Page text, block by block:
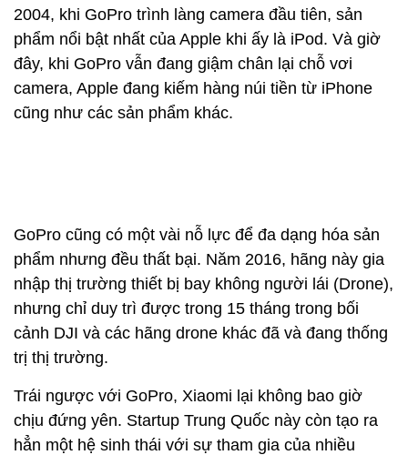
2004, khi GoPro trình làng camera đầu tiên, sản
phẩm nổi bật nhất của Apple khi ấy là iPod. Và giờ
đây, khi GoPro vẫn đang giậm chân lại chỗ vơi
camera, Apple đang kiếm hàng núi tiền từ iPhone
cũng như các sản phẩm khác.
GoPro cũng có một vài nỗ lực để đa dạng hóa sản
phẩm nhưng đều thất bại. Năm 2016, hãng này gia
nhập thị trường thiết bị bay không người lái (Drone),
nhưng chỉ duy trì được trong 15 tháng trong bối
cảnh DJI và các hãng drone khác đã và đang thống
trị thị trường.
Trái ngược với GoPro, Xiaomi lại không bao giờ
chịu đứng yên. Startup Trung Quốc này còn tạo ra
hẳn một hệ sinh thái với sự tham gia của nhiều